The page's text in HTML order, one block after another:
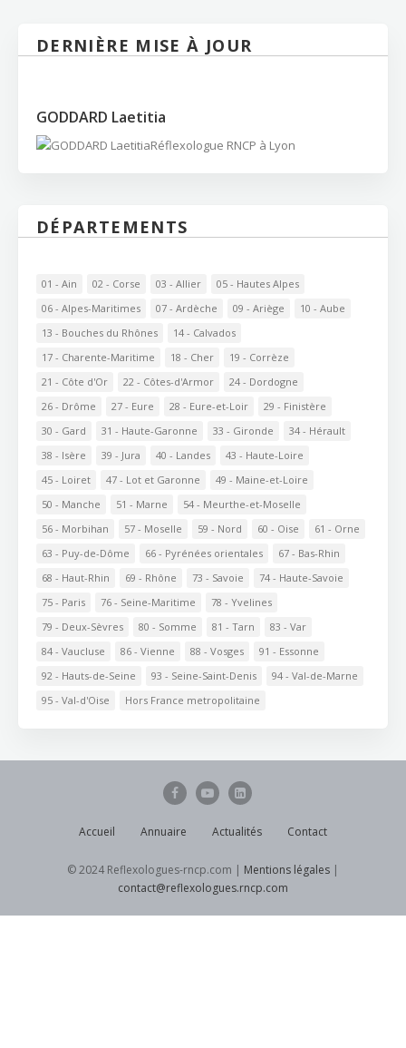
DERNIÈRE MISE À JOUR
GODDARD Laetitia
Réflexologue RNCP à Lyon
DÉPARTEMENTS
01 - Ain 02 - Corse 03 - Allier
05 - Hautes Alpes
06 - Alpes-Maritimes
07 - Ardèche 09 - Ariège
10 - Aube
13 - Bouches du Rhônes
14 - Calvados
17 - Charente-Maritime
18 - Cher
19 - Corrèze
21 - Côte d'Or
22 - Côtes-d'Armor
24 - Dordogne
26 - Drôme
27 - Eure 28 - Eure-et-Loir
29 - Finistère
30 - Gard
31 - Haute-Garonne 33 - Gironde
34 - Hérault
38 - Isère
39 - Jura 40 - Landes
43 - Haute-Loire
45 - Loiret
47 - Lot et Garonne
49 - Maine-et-Loire
50 - Manche
51 - Marne
54 - Meurthe-et-Moselle
56 - Morbihan
57 - Moselle 59 - Nord 60 - Oise
61 - Orne
63 - Puy-de-Dôme
66 - Pyrénées orientales
67 - Bas-Rhin
68 - Haut-Rhin
69 - Rhône 73 - Savoie
74 - Haute-Savoie
75 - Paris
76 - Seine-Maritime
78 - Yvelines
79 - Deux-Sèvres
80 - Somme 81 - Tarn
83 - Var
84 - Vaucluse
86 - Vienne 88 - Vosges
91 - Essonne
92 - Hauts-de-Seine
93 - Seine-Saint-Denis
94 - Val-de-Marne
95 - Val-d'Oise
Hors France metropolitaine
Accueil Annuaire Actualités Contact
© 2024 Reflexologues-rncp.com | Mentions légales |
contact@reflexologues.rncp.com